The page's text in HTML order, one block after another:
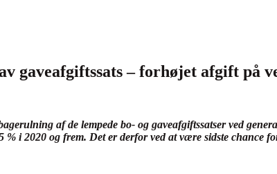
gaveafgiftssats – forhøjet afgift på
af de lempede bo- og gaveafgiftssatser ved
i 2020 og frem. Det er derfor ved at være sidste chance